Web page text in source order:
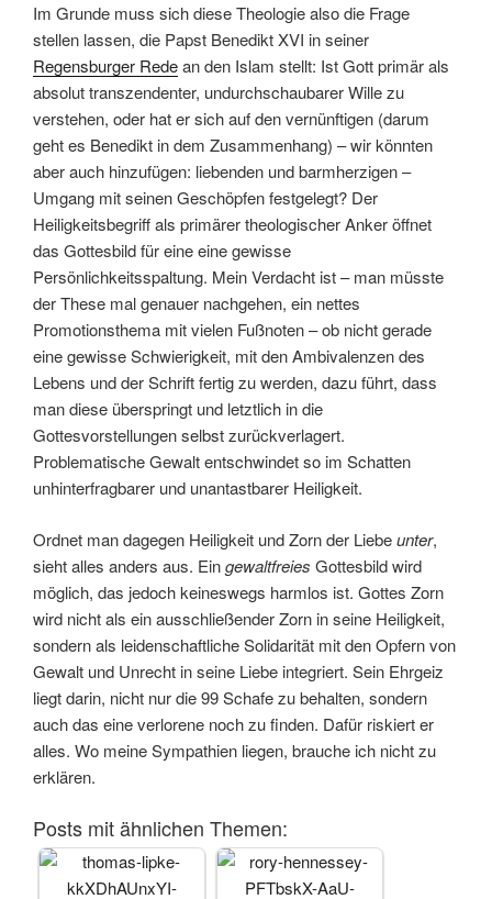
Im Grunde muss sich diese Theologie also die Frage
stellen lassen, die Papst Benedikt XVI in seiner
Regensburger Redean den Islam stellt: Ist Gott primär als
absolut transzendenter, undurchschaubarer Wille zu
verstehen, oder hat er sich auf den vernünftigen (darum
geht es Benedikt in dem Zusammenhang) – wir könnten
aber auch hinzufügen: liebenden und barmherzigen –
Umgang mit seinen Geschöpfen festgelegt? Der
Heiligkeitsbegriff als primärer theologischer Anker öffnet
das Gottesbild für eine eine gewisse
Persönlichkeitsspaltung. Mein Verdacht ist – man müsste
der These mal genauer nachgehen, ein nettes
Promotionsthema mit vielen Fußnoten – ob nicht gerade
eine gewisse Schwierigkeit, mit den Ambivalenzen des
Lebens und der Schrift fertig zu werden, dazu führt, dass
man diese überspringt und letztlich in die
Gottesvorstellungen selbst zurückverlagert.
Problematische Gewalt entschwindet so im Schatten
unhinterfragbarer und unantastbarer Heiligkeit.
Ordnet man dagegen Heiligkeit und Zorn der Liebeunter,
sieht alles anders aus. Eingewaltfreies Gottesbild wird
möglich, das jedoch keineswegs harmlos ist. Gottes Zorn
wird nicht als ein ausschließender Zorn in seine Heiligkeit,
sondern als leidenschaftliche Solidarität mit den Opfern von
Gewalt und Unrecht in seine Liebe integriert. Sein Ehrgeiz
liegt darin, nicht nur die 99 Schafe zu behalten, sondern
auch das eine verlorene noch zu finden. Dafür riskiert er
alles. Wo meine Sympathien liegen, brauche ich nicht zu
erklären.
Posts mit ähnlichen Themen: